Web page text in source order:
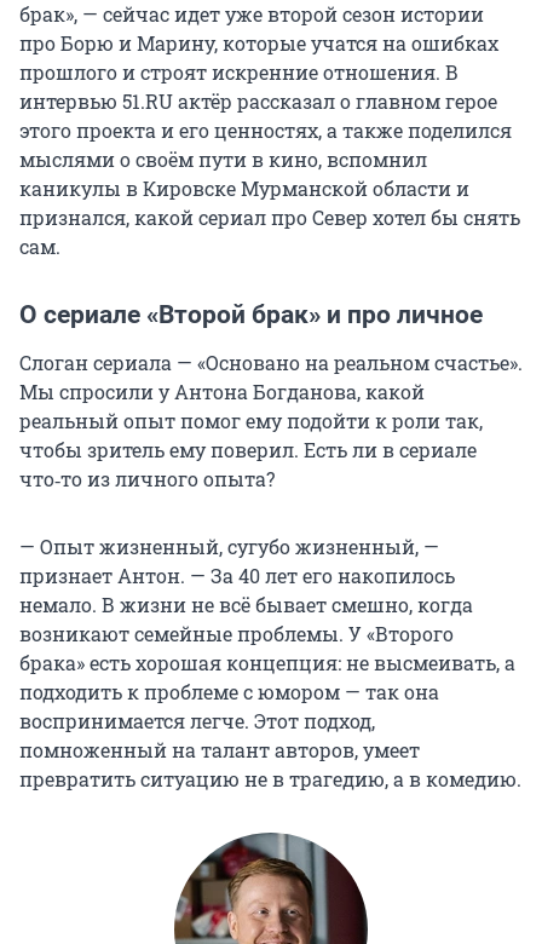
брак», — сейчас идет уже второй сезон истории
про Борю и Марину, которые учатся на ошибках
прошлого и строят искренние отношения. В
интервью 51.RU актёр рассказал о главном герое
этого проекта и его ценностях, а также поделился
мыслями о своём пути в кино, вспомнил
каникулы в Кировске Мурманской области и
признался, какой сериал про Север хотел бы снять
сам.
О сериале «Второй брак» и про личное
Слоган сериала — «Основано на реальном счастье».
Мы спросили у Антона Богданова, какой
реальный опыт помог ему подойти к роли так,
чтобы зритель ему поверил. Есть ли в сериале
что‑то из личного опыта?
— Опыт жизненный, сугубо жизненный, —
признает Антон. — За 40 лет его накопилось
немало. В жизни не всё бывает смешно, когда
возникают семейные проблемы. У «Второго
брака» есть хорошая концепция: не высмеивать, а
подходить к проблеме с юмором — так она
воспринимается легче. Этот подход,
помноженный на талант авторов, умеет
превратить ситуацию не в трагедию, а в комедию.